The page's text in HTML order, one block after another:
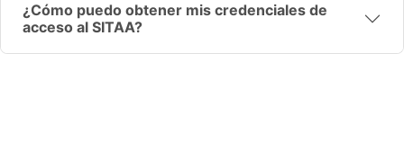
¿Cómo puedo obtener mis credenciales de
acceso al SITAA?